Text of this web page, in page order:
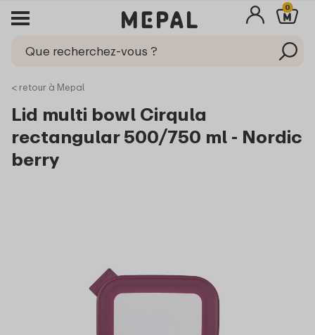
0
< retour à Mepal
Lid multi bowl Cirqula
rectangular 500/750 ml - Nordic
berry